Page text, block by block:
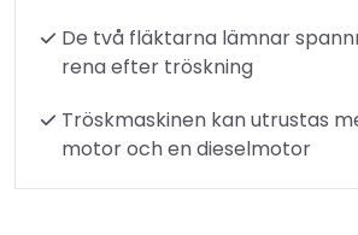
De två fläktarna lämnar
rena efter tröskning
Tröskmaskinen kan utrustas
motor och en dieselmotor